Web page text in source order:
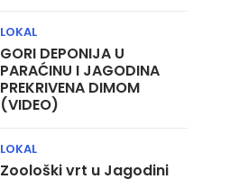
GORI DEPONIJA U
PARAĆINU I JAGODINA
PREKRIVENA DIMOM
(VIDEO)
LOKAL
Zoološki vrt u Jagodini
LOKAL